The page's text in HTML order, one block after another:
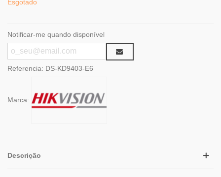
Esgotado
Notificar-me quando disponível
Referencia: DS-KD9403-E6
Marca:
Descrição